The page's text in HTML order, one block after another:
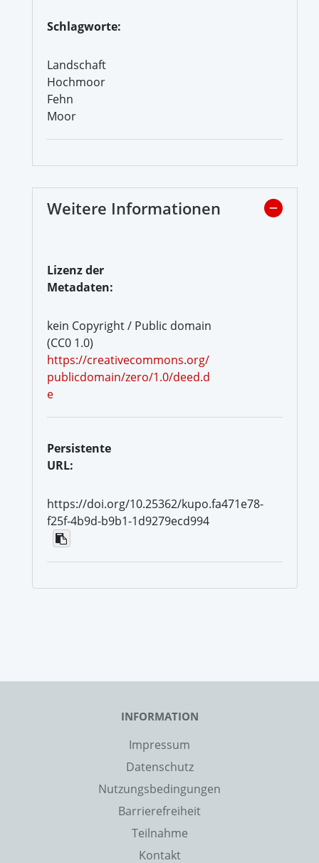
Schlagworte:
Landschaft
Hochmoor
Fehn
Moor
Weitere Informationen
Lizenz der
Metadaten:
kein Copyright / Public domain
(CC0 1.0)
https://creativecommons.org/
publicdomain/zero/1.0/deed.d
e
Persistente
URL:
https://doi.org/10.25362/kupo.fa471e78-
f25f-4b9d-b9b1-1d9279ecd994
INFORMATION
Impressum
Datenschutz
Nutzungsbedingungen
Barrierefreiheit
Teilnahme
Kontakt